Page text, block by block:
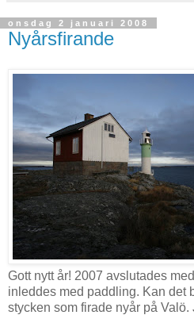
onsdag 2 januari 2008
Nyårsfirande
Gott nytt år! 2007 avslutades
inleddes med paddling. Kan det
stycken som firade nyår på